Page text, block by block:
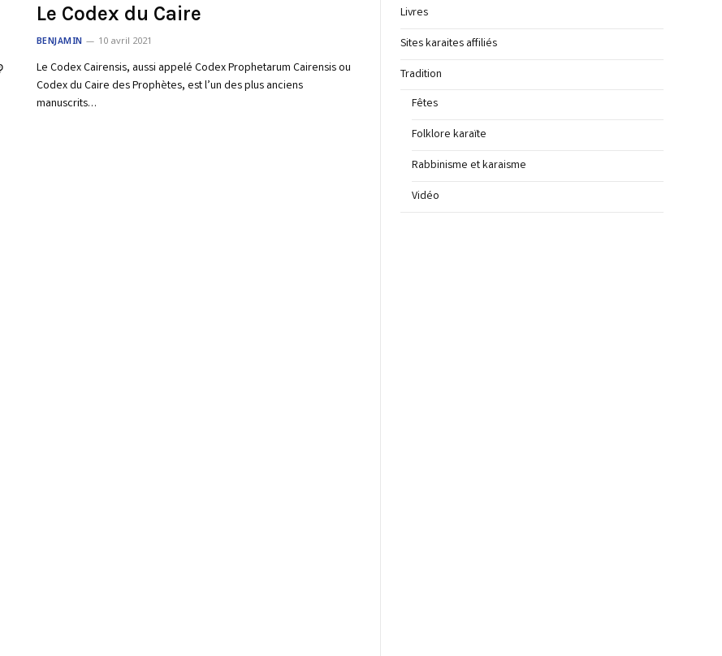
Le Codex du Caire
BENJAMIN 10 avril 2021
Le Codex Cairensis, aussi appelé Codex Prophetarum Cairensis ou
Codex du Caire des Prophètes, est l’un des plus anciens
manuscrits…
Livres
Sites karaites affiliés
Tradition
Fêtes
Folklore karaïte
Rabbinisme et karaisme
Vidéo